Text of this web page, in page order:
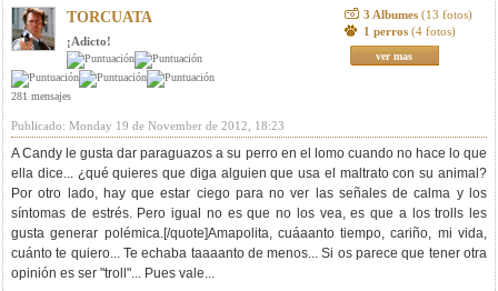
TORCUATA
¡Adicto!
281 mensajes
3 Albumes (13 fotos)
1 perros (4 fotos)
ver mas
Publicado: Monday 19 de November de 2012, 18:23
A Candy le gusta dar paraguazos a su perro en el lomo cuando no hace lo que
ella dice... ¿qué quieres que diga alguien que usa el maltrato con su animal?
Por otro lado, hay que estar ciego para no ver las señales de calma y los
síntomas de estrés. Pero igual no es que no los vea, es que a los trolls les
gusta generar polémica.[/quote]Amapolita, cuáaanto tiempo, cariño, mi vida,
cuánto te quiero... Te echaba taaaanto de menos... Si os parece que tener otra
opinión es ser "troll"... Pues vale...